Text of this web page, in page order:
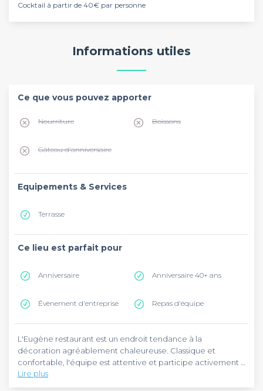
Cocktail à partir de 40€ par personne
Informations utiles
Ce que vous pouvez apporter
Nourriture Boissons
Gâteau d'anniversaire
Equipements & Services
Terrasse
Ce lieu est parfait pour
Anniversaire Anniversaire 40+ ans
Évènement d'entreprise Repas d'équipe
L'Eugène restaurant est un endroit tendance à la
décoration agréablement chaleureuse. Classique et
confortable, l'équipe est attentive et participe activement à
la satisfaction de la clientèle, convenablement installée dans
des fauteuil, en servant des mets savoureux et bien
Lire plus